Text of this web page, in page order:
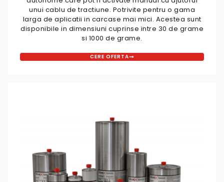
unui cablu de tractiune. Potrivite pentru o gama
larga de aplicatii in carcase mai mici. Acestea sunt
disponibile in dimensiuni cuprinse intre 30 de grame
si 1000 de grame.
CERE OFERTA